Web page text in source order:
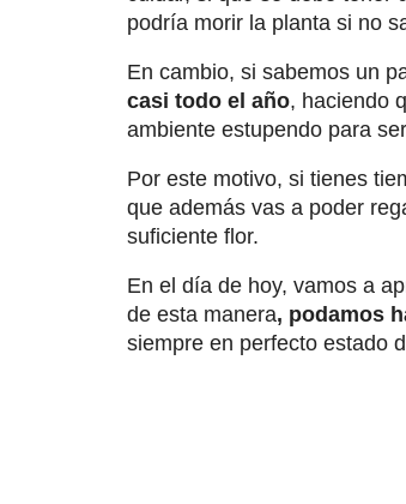
podría morir la planta si no
En cambio, si sabemos un
casi todo el año, haciendo
ambiente estupendo para
Por este motivo, si tienes
que además vas a poder
suficiente flor.
En el día de hoy, vamos a
de esta manera, podamos
siempre en perfecto estado